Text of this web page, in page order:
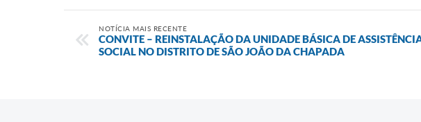
NOTÍCIA MAIS RECENTE
CONVITE – REINSTALAÇÃO DA UNIDADE BÁSICA DE
SOCIAL NO DISTRITO DE SÃO JOÃO DA CHAPADA